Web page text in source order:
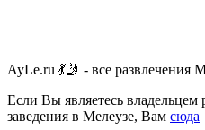
AyLe.ru 💃🤳 - все развлечения
Если Вы являетесь владельцем
заведения в Мелеузе, Вам сюда